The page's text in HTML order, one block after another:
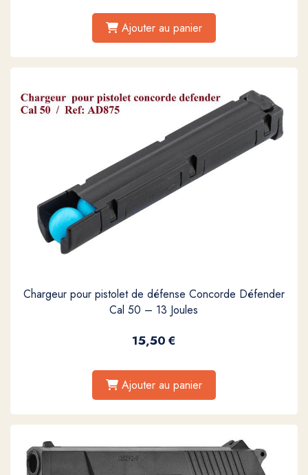
Ajouter au panier
Chargeur pour pistolet de défense Concorde Défender
Cal 50 – 13 Joules
15,50€
Ajouter au panier